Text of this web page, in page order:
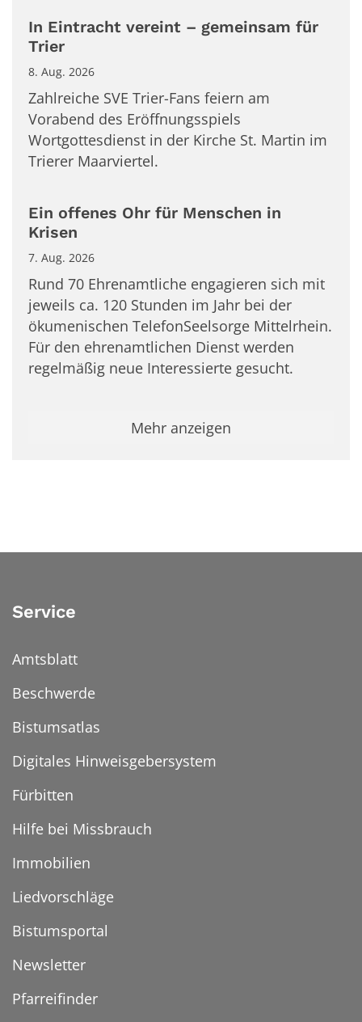
In Eintracht vereint – gemeinsam für
Trier
8. Aug. 2026
Zahlreiche SVE Trier-Fans feiern am
Vorabend des Eröffnungsspiels
Wortgottesdienst in der Kirche St. Martin im
Trierer Maarviertel.
Ein offenes Ohr für Menschen in
Krisen
7. Aug. 2026
Rund 70 Ehrenamtliche engagieren sich mit
jeweils ca. 120 Stunden im Jahr bei der
ökumenischen TelefonSeelsorge Mittelrhein.
Für den ehrenamtlichen Dienst werden
regelmäßig neue Interessierte gesucht.
Mehr anzeigen
Service
Amtsblatt
Beschwerde
Bistumsatlas
Digitales Hinweisgebersystem
Fürbitten
Hilfe bei Missbrauch
Immobilien
Liedvorschläge
Bistumsportal
Newsletter
Pfarreifinder